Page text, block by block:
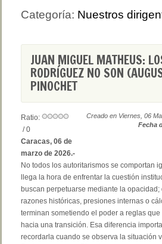
Categoría: Nuestros
JUAN MIGUEL MATHEUS:
RODRÍGUEZ NO SON
PINOCHET
Creado en Viernes, 06
Fecha
Ratio:
/ 0
Caracas, 06 de
marzo de 2026.-
No todos los autoritarismos se comportan
llega la hora de enfrentar la cuestión
buscan perpetuarse mediante la
razones históricas, presiones internas o
terminan sometiendo el poder a reglas
hacia una transición. Esa diferencia
recordarla cuando se observa la situación